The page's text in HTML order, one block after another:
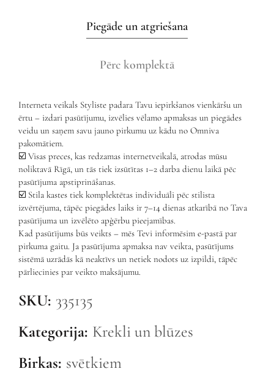
Piegāde un atgriešana
Pērc komplektā
Interneta veikals Styliste padara Tavu iepirkšanos vienkāršu un
ērtu – izdari pasūtījumu, izvēlies vēlamo apmaksas un piegādes
veidu un saņem savu jauno pirkumu uz kādu no Omniva
pakomātiem.
☑️ Visas preces, kas redzamas internetveikalā, atrodas mūsu
noliktavā Rīgā, un tās tiek izsūtītas 1–2 darba dienu laikā pēc
pasūtījuma apstiprināšanas.
☑️ Stila kastes tiek komplektētas individuāli pēc stilista
izvērtējuma, tāpēc piegādes laiks ir 7–14 dienas atkarībā no Tava
pasūtījuma un izvēlēto apģērbu pieejamības.
Kad pasūtījums būs veikts – mēs Tevi informēsim e-pastā par
pirkuma gaitu. Ja pasūtījuma apmaksa nav veikta, pasūtījums
sistēmā uzrādās kā neaktīvs un netiek nodots uz izpildi, tāpēc
pārliecinies par veikto maksājumu.
SKU: 335135
Kategorija: Krekli un blūzes
Birkas: svētkiem